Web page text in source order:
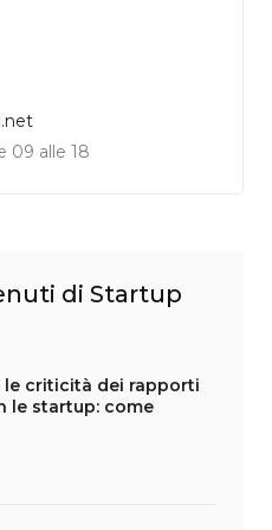
09 alle 18
di Startup
le criticità dei rapporti
le startup: come